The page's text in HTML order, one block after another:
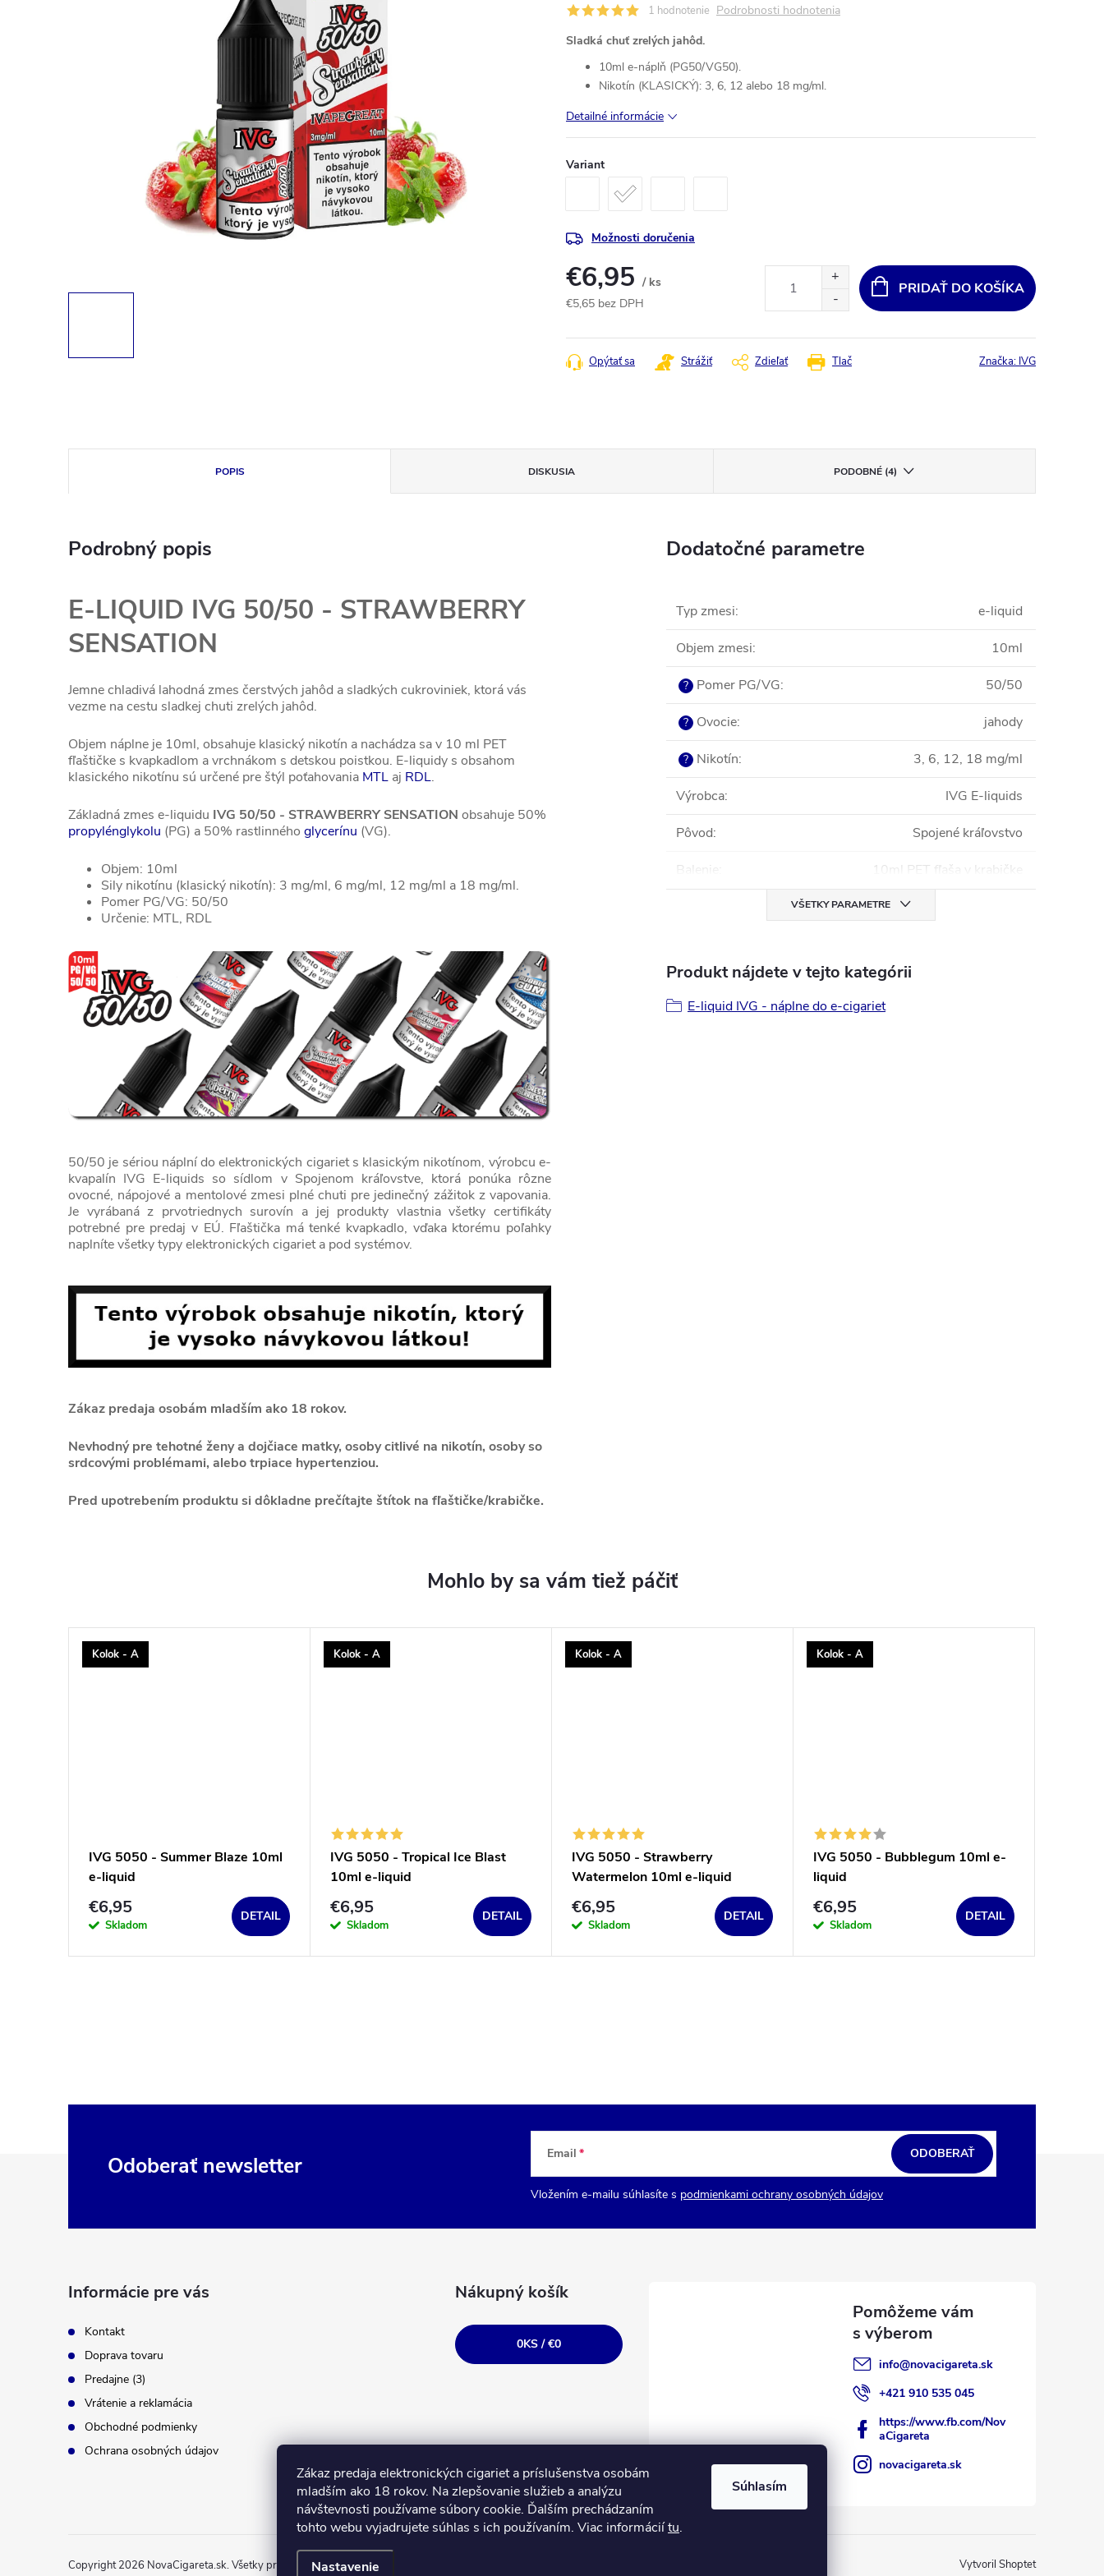
Zákaz predaja elektronických cigariet a príslušenstva osobám
mladším ako 18 rokov. Na zlepšovanie služieb a analýzu
návštevnosti používame súbory cookie. Ďalším prechádzaním
tohto webu vyjadrujete súhlas s ich používaním. Viac informáciítu.
Nastavenie
Súhlasím
1 hodnotenie Podrobnosti hodnotenia
Sladká chuť zrelých jahôd.
10ml e-náplň (PG50/VG50).
Nikotín (KLASICKÝ): 3, 6, 12 alebo 18 mg/ml.
Detailné informácie
Variant
Možnosti doručenia
€6,95 / ks
€5,65 bez DPH
PRIDAŤ DO KOŠÍKA
Tlač
Opýtať sa Strážiť Zdieľať Značka: IVG
POPIS DISKUSIA PODOBNÉ (4)
Podrobný popis
E-LIQUID IVG 50/50 - STRAWBERRY
SENSATION
Jemne chladivá lahodná zmes čerstvých jahôd a sladkých cukroviniek, ktorá vás
vezme na cestu sladkej chuti zrelých jahôd.
Objem náplne je 10ml, obsahuje klasický nikotín a nachádza sa v 10 ml PET
fľaštičke s kvapkadlom a vrchnákom s detskou poistkou. E-liquidy s obsahom
klasického nikotínu sú určené pre štýl poťahovania MTL aj RDL.
Základná zmes e-liquidu IVG 50/50 - STRAWBERRY SENSATION obsahuje 50%
propylénglykolu (PG) a 50% rastlinného glycerínu (VG).
Objem: 10ml
Sily nikotínu (klasický nikotín): 3 mg/ml, 6 mg/ml, 12 mg/ml a 18 mg/ml.
Pomer PG/VG: 50/50
Určenie: MTL, RDL
50/50 je sériou náplní do elektronických cigariet s klasickým nikotínom, výrobcu e-
kvapalín IVG E-liquids so sídlom v Spojenom kráľovstve, ktorá ponúka rôzne
ovocné, nápojové a mentolové zmesi plné chuti pre jedinečný zážitok z vapovania.
Je vyrábaná z prvotriednych surovín a jej produkty vlastnia všetky certifikáty
potrebné pre predaj v EÚ. Fľaštička má tenké kvapkadlo, vďaka ktorému poľahky
naplníte všetky typy elektronických cigariet a pod systémov.
Zákaz predaja osobám mladším ako 18 rokov.
Nevhodný pre tehotné ženy a dojčiace matky, osoby citlivé na nikotín, osoby so
srdcovými problémami, alebo trpiace hypertenziou.
Pred upotrebením produktu si dôkladne prečítajte štítok na fľaštičke/krabičke.
Dodatočné parametre
Typ zmesi: e-liquid
Objem zmesi: 10ml
? Pomer PG/VG: 50/50
? Ovocie: jahody
? Nikotín: 3, 6, 12, 18 mg/ml
Výrobca: IVG E-liquids
Pôvod: Spojené kráľovstvo
Balenie 10ml PET fľaša v krabičke
VŠETKY PARAMETRE
Produkt nájdete v tejto kategórii
E-liquid IVG - náplne do e-cigariet
Kolok - A
IVG 5050 - Summer Blaze 10ml
e-liquid
€6,95
Skladom
DETAIL
Kolok - A
IVG 5050 - Tropical Ice Blast
10ml e-liquid
€6,95
Skladom
DETAIL
Kolok - A
IVG 5050 - Strawberry
Watermelon 10ml e-liquid
€6,95
Skladom
DETAIL
Kolok - A
IVG 5050 - Bubblegum 10ml e-
liquid
€6,95
Skladom
DETAIL
Odoberať newsletter Email
Vložením e-mailu súhlasíte s podmienkami ochrany osobných údajov
ODOBERAŤ
Informácie pre vás
Kontakt
Doprava tovaru
Predajne (3)
Vrátenie a reklamácia
Obchodné podmienky
Ochrana osobných údajov
Nákupný košík
0KS /€0
info@novacigareta.sk
+421 910 535 045
https://www.fb.com/Nov
aCigareta
novacigareta.sk
Vytvoril Shoptet
Copyright 2026 NovaCigareta.sk. Všetky práva vyhradené.